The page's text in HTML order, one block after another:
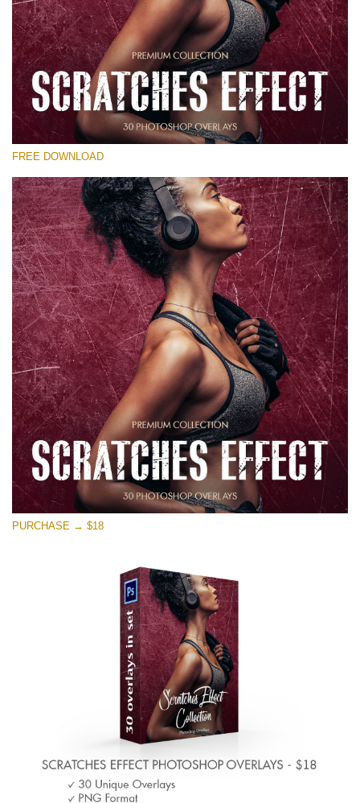
Please select
Free Photoshop Overlay
Small 800*533px
Scratches Effect
(30 Overlays)
Entire Collection
(1783 Overlays)
Large 6000*4000px
Free download
FREE DOWNLOAD
PURCHASE → $18